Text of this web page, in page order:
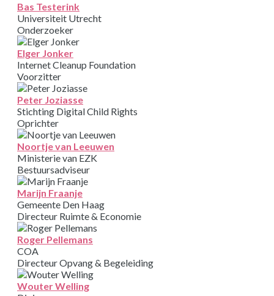
Bas Testerink
Universiteit Utrecht
Onderzoeker
Elger Jonker
Internet Cleanup Foundation
Voorzitter
Peter Joziasse
Stichting Digital Child Rights
Oprichter
Noortje van Leeuwen
Ministerie van EZK
Bestuursadviseur
Marijn Fraanje
Gemeente Den Haag
Directeur Ruimte & Economie
Roger Pellemans
COA
Directeur Opvang & Begeleiding
Wouter Welling